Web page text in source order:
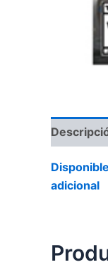
adicional